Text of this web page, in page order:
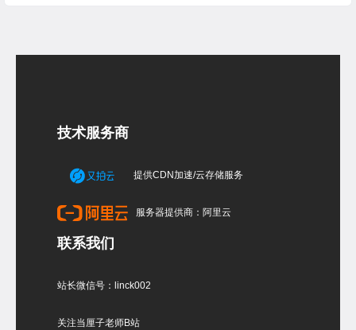
技术服务商
提供CDN加速/云存储服务
服务器提供商：阿里云
联系我们
站长微信号：linck002
关注当厘子老师B站